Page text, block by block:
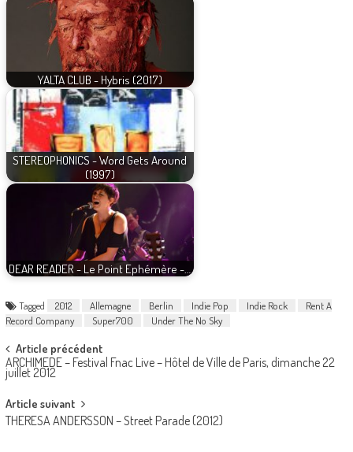
YALTA CLUB - Hybris (2017)
STEREOPHONICS - Word Gets Around
(1997)
DEAR READER - Le Point Ephémère -…
Tagged 2012 Allemagne Berlin Indie Pop Indie Rock
Rent A
Record Company
Super700 Under The No Sky
Post
navigation
Article précédent
ARCHIMEDE – Festival Fnac Live – Hôtel de Ville de Paris, dimanche 22
juillet 2012
Article suivant
THERESA ANDERSSON – Street Parade (2012)